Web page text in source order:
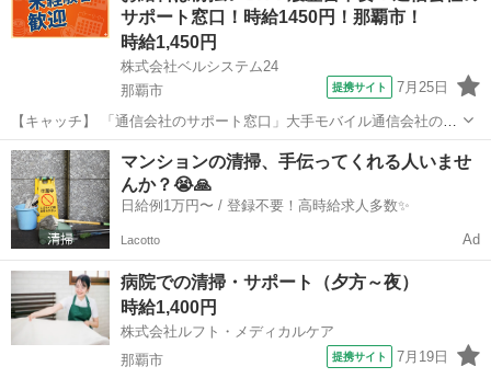
など様々なお仕事をご紹介可能...サポート窓口！時給1450円！那覇市！
時給1,450円
株式会社ベルシステム24
那覇市
提携サイト 7月25日
【キャッチ】 「通信会社のサポート窓口」大手モバイル通信会社のコ
ールセンター！週2日～OK！扶養内OK！9月開始 【コメント】 ベルシ
ステム24には経験や資格一切不問のお仕事も多数(^^♪ ＃扶養内・Wワ
ーク ＃週2のス...
沖縄 那覇市
マンションの清掃、手伝ってくれる人いませ
んか？😭🙏
日給例1万円〜 / 登録不要！高時給求人多数✨
Lacotto Ad
病院での清掃・サポート（夕方～夜）
時給1,400円
株式会社ルフト・メディカルケア
那覇市
提携サイト 7月19日